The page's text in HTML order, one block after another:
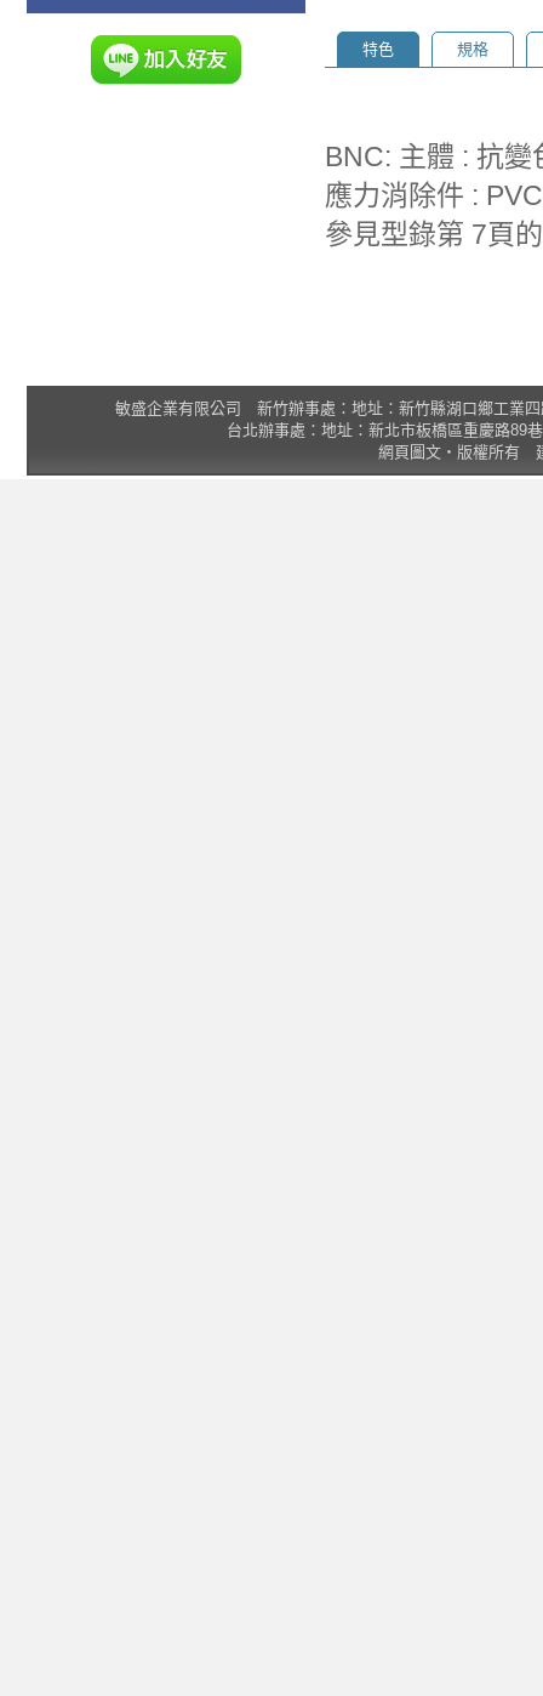
特色 規格
BNC: 主體 : 抗
應力消除件 :
參見型
敏盛企業有限公司 新竹辦事處：地址：新竹縣湖口鄉工業
台北辦事處：地址：新北市板橋區重慶路89
網頁圖文‧版權所有 建